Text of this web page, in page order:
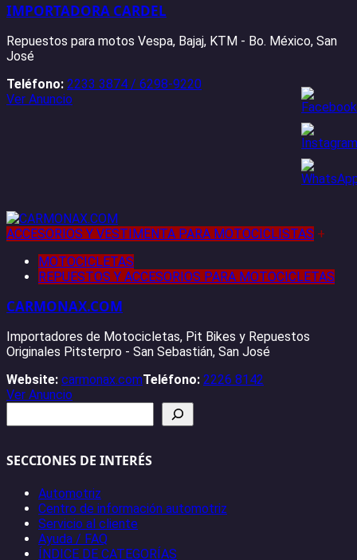
IMPORTADORA CARDEL
Repuestos para motos Vespa, Bajaj, KTM - Bo. México, San
José
Teléfono: 2233 3874 / 6298-9220
Ver Anuncio
ACCESORIOS Y VESTIMENTA PARA MOTOCICLISTAS +
MOTOCICLETAS
REPUESTOS Y ACCESORIOS PARA MOTOCICLETAS
CARMONAX.COM
Importadores de Motocicletas, Pit Bikes y Repuestos
Originales Pitsterpro - San Sebastián, San José
Website: carmonax.comTeléfono: 2226 8142
Ver Anuncio
SECCIONES DE INTERÉS
Automotriz
Centro de información automotriz
Servicio al cliente
Ayuda / FAQ
ÍNDICE DE CATEGORÍAS